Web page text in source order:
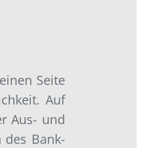
Seite
Auf
Aus- und
Bank-